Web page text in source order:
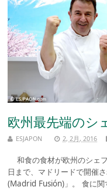
欧州最先端のシ
ESJAPON 2, 2月, 2016
和食の食材が欧州のシェ
日まで、マドリードで開催
(Madrid Fusión)」。 食に関